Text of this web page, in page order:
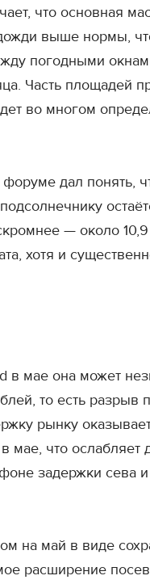
что основная
выше нормы,
погодными
Часть площадей
во многом
дал понять,
— около
хотя и
в мае она может
то есть разрыв
рынку
мае, что ослабляет
задержки сева
на май в виде
расширение